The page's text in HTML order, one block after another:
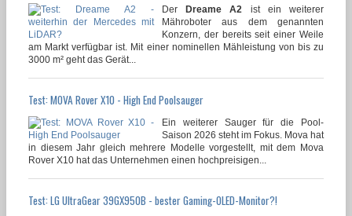
DerDreame A2
ist ein weiterer
Mähroboter aus dem genannten
Konzern, der bereits seit einer Weile
am Markt verfügbar ist. Mit einer nominellen Mähleistung von bis zu
3000 m² geht das Gerät...
Test: MOVA Rover X10 - High End Poolsauger
Ein weiterer Sauger für die Pool-
Saison 2026 steht im Fokus. Mova hat
in diesem Jahr gleich mehrere Modelle vorgestellt, mit dem Mova
Rover X10 hat das Unternehmen einen hochpreisigen...
Test: LG UltraGear 39GX950B - bester Gaming-OLED-Monitor?!